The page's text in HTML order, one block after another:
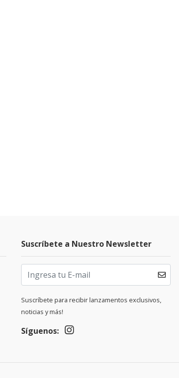
Suscríbete a Nuestro Newsletter
Suscríbete para recibir lanzamentos exclusivos,
noticias y más!
Síguenos: